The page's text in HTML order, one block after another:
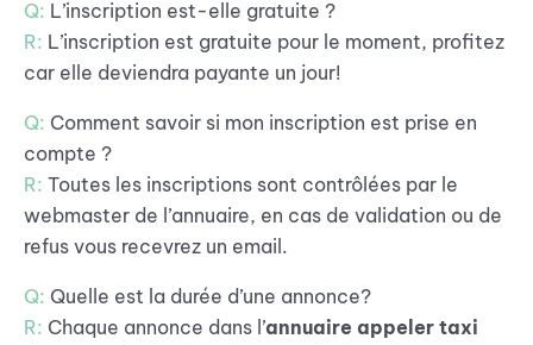
Q: L’inscription est-elle gratuite ?
R: L’inscription est gratuite pour le moment, profitez
car elle deviendra payante un jour!
Q: Comment savoir si mon inscription est prise en
compte ?
R: Toutes les inscriptions sont contrôlées par le
webmaster de l’annuaire, en cas de validation ou de
refus vous recevrez un email.
Q: Quelle est la durée d’une annonce?
R: Chaque annonce dans l’annuaire appeler taxi